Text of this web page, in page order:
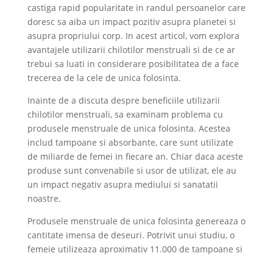
castiga rapid popularitate in randul persoanelor care
doresc sa aiba un impact pozitiv asupra planetei si
asupra propriului corp. In acest articol, vom explora
avantajele utilizarii chilotilor menstruali si de ce ar
trebui sa luati in considerare posibilitatea de a face
trecerea de la cele de unica folosinta.
Inainte de a discuta despre beneficiile utilizarii
chilotilor menstruali, sa examinam problema cu
produsele menstruale de unica folosinta. Acestea
includ tampoane si absorbante, care sunt utilizate
de miliarde de femei in fiecare an. Chiar daca aceste
produse sunt convenabile si usor de utilizat, ele au
un impact negativ asupra mediului si sanatatii
noastre.
Produsele menstruale de unica folosinta genereaza o
cantitate imensa de deseuri. Potrivit unui studiu, o
femeie utilizeaza aproximativ 11.000 de tampoane si